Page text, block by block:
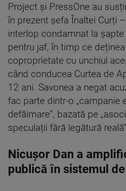
Project și PressOne au
în prezent șefa Înaltei Curți
interlop condamnat la
pentru jaf, în timp ce
coproprietate cu unchiul
când conducea Curtea de
12 ani. Savonea a negat
fac parte dintr-o „campanie
defăimare”, bazată pe
speculații fără legătură
Nicușor Dan a
publică în sistemul